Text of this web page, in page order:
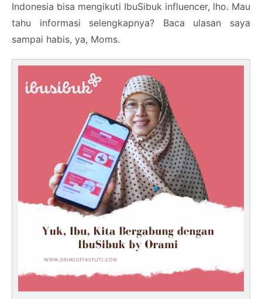
Indonesia bisa mengikuti IbuSibuk influencer, lho. Mau
tahu informasi selengkapnya? Baca ulasan saya
sampai habis, ya, Moms.